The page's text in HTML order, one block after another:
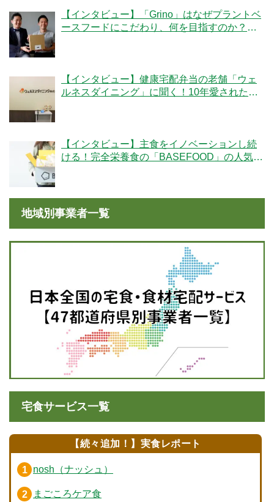
【インタビュー】「Grino」はなぜプラントベ
ースフードにこだわり、何を目指すのか？創
【インタビュー】健康宅配弁当の老舗「ウェ
ルネスダイニング」に聞く！10年愛された秘
【インタビュー】主食をイノベーションし続
ける！完全栄養食の「BASEFOOD」の人気の
地域別事業者一覧
宅食サービス一覧
【続々追加！】実食レポート
nosh（ナッシュ）
まごころケア食